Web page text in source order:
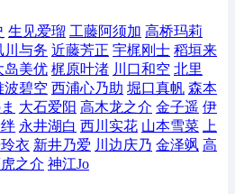
生见爱瑠 工藤阿须加 高桥玛莉
川与务 近藤芳正 宇梶刚士 稻垣来
岛美优 梶原叶渚 川口和空 北里
波碧空 西浦心乃助 堀口真帆 森本
大石爱阳 高木龙之介 金子遥 伊
永井湖白 西川实花 山本雪菜
上
衣 新井乃爱 川边庆乃 金泽飒 高
之介 神江Jo